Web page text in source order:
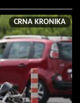
CRNA KRONIKA